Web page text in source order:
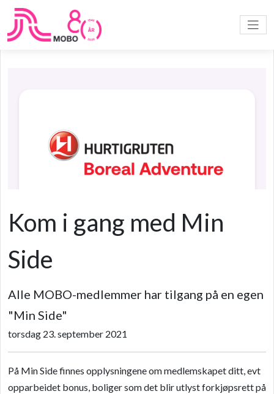
Kom i gang med Min
Side
Alle MOBO-medlemmer har tilgang på en egen
"Min Side"
torsdag 23. september 2021
På Min Side finnes opplysningene om medlemskapet ditt, evt
opparbeidet bonus, boliger som det blir utlyst forkjøpsrett på